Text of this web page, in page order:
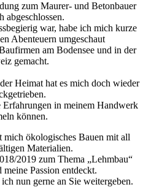
zum Maurer- und Betonbauer
abgeschlossen.
war, habe ich mich kurze
Abenteuern umgeschaut
am Bodensee und in der
gemacht.
Heimat hat es mich doch wieder
in meinem Handwerk
können.
mich ökologisches Bauen mit all
Materialien.
2019 zum Thema „Lehmbau“
Passion entdeckt.
nun gerne an Sie weitergeben.